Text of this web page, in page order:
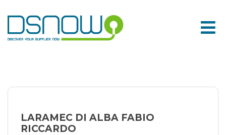
to
content
LARAMEC DI ALBA FABIO
RICCARDO